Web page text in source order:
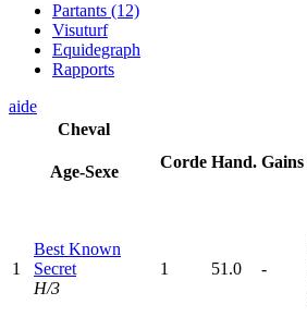
Partants (12)
Visuturf
Equidegraph
Rapports
aide
Cheval
Age-Sexe
Corde Hand. Gains
1
Best Known
Secret
H/3
1 51.0 -